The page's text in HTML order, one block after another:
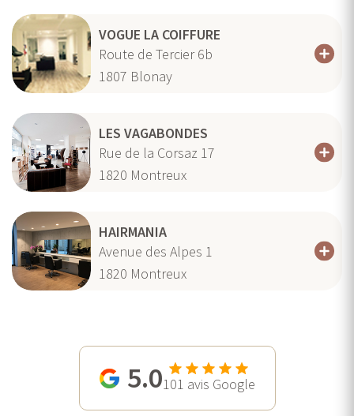
VOGUE LA COIFFURE
Route de Tercier 6b
1807 Blonay
LES VAGABONDES
Rue de la Corsaz 17
1820 Montreux
HAIRMANIA
Avenue des Alpes 1
1820 Montreux
5.0101 avis Google